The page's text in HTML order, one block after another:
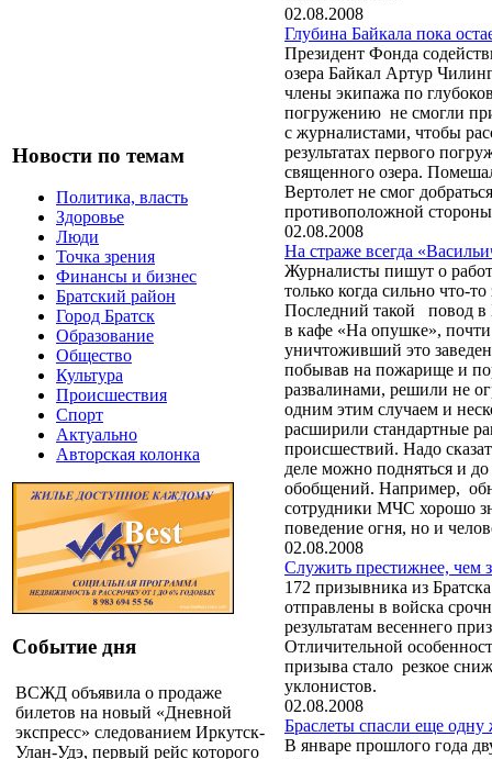
Новости по темам
Политика, власть
Здоровье
Люди
Точка зрения
Финансы и бизнес
Братский район
Город Братск
Образование
Общество
Культура
Происшествия
Спорт
Актуально
Авторская колонка
Событие дня
ВСЖД объявила о продаже
билетов на новый «Дневной
экспресс» следованием Иркутск-
Улан-Удэ, первый рейс которого
02.08.2008
Глубина Байкала пока
Президент Фонда
озера Байкал Артур
члены экипажа по
погружению не смогли
с журналистами, чтобы
результатах первого
священного озера.
Вертолет не смог
противоположной стороны
02.08.2008
На страже всегда
Журналисты пишут о
только когда сильно что-то
Последний такой повод в
в кафе «На опушке», почти
уничтоживший это
побывав на пожарище и
развалинами, решили не
одним этим случаем и
расширили стандартные
происшествий. Надо
деле можно подняться и
обобщений. Например,
сотрудники МЧС хорошо
поведение огня, но и
02.08.2008
Служить престижнее, чем
172 призывника из
отправлены в войска
результатам весеннего
Отличительной
призыва стало резкое
уклонистов.
02.08.2008
Браслеты спасли еще одну
В январе прошлого года